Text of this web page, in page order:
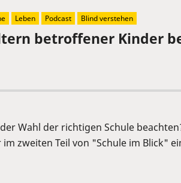
betroffener Kinder
Wahl der richtigen Schule
zweiten Teil von "Schule im Blick"
Leben Podcast Blind verstehen